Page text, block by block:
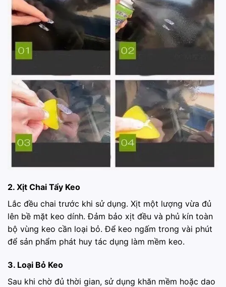
2. Xịt Chai Tẩy Keo
Lắc đều chai trước khi sử dụng. Xịt một lượng vừa đủ
lên bề mặt keo dính. Đảm bảo xịt đều và phủ kín toàn
bộ vùng keo cần loại bỏ. Để keo ngấm trong vài phút
để sản phẩm phát huy tác dụng làm mềm keo.
3. Loại Bỏ Keo
Sau khi chờ đủ thời gian, sử dụng khăn mềm hoặc dao